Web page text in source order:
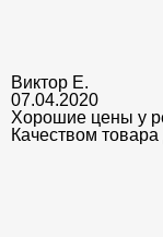
Виктор Е.
07.04.2020
Хорошие цены у
Качеством